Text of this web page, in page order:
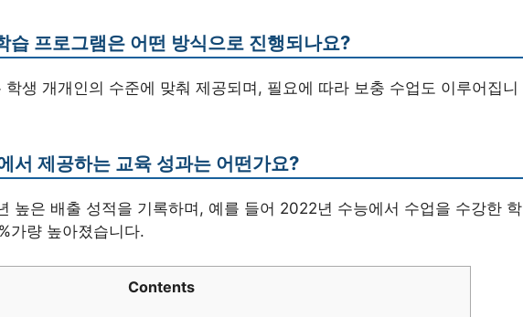
습 프로그램은 어떤 방식으로 진행되나요?
학생 개개인의 수준에 맞춰 제공되며, 필요에 따라 보충 수업도 이루어집니
서 제공하는 교육 성과는 어떤가요?
높은 배출 성적을 기록하며, 예를 들어 2022년 수능에서 수업을 수강한 학
가량 높아졌습니다.
Contents